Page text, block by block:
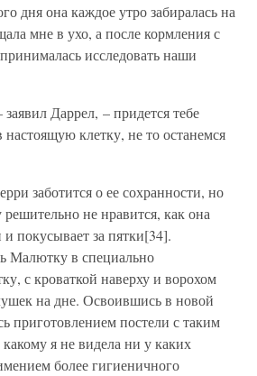
дня она каждое утро забиралась на
мне в ухо, а после кормления с
исследовать наши
Даррел, – придется тебе
клетку, не то останемся
заботится о ее сохранности, но
решительно не нравится, как она
и покусывает за пятки[34].
Малютку в специально
с кроваткой наверху и ворохом
на дне. Освоившись в новой
приготовлением постели с таким
я не видела ни у каких
более гигиеничного